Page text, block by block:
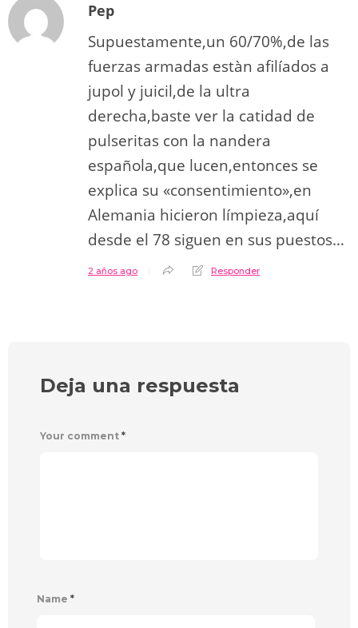
Pep
Supuestamente,un 60/70%,de las
fuerzas armadas estàn afilíados a
jupol y juicil,de la ultra
derecha,baste ver la catidad de
pulseritas con la nandera
española,que lucen,entonces se
explica su «consentimiento»,en
Alemania hicieron límpieza,aquí
desde el 78 siguen en sus puestos…
2 años ago Responder
Deja una respuesta
Your comment *
Name *